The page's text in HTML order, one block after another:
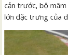
cản trước, bộ
lớn đặc trưng của